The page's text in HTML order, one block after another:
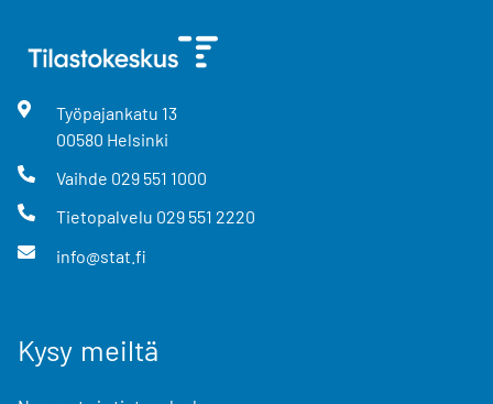
Työpajankatu 13
00580 Helsinki
Vaihde 029 551 1000
Tietopalvelu 029 551 2220
info@stat.fi
Kysy meiltä